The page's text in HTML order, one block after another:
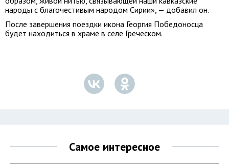
народы с благочестивым народом Сирии», — добавил он.
После завершения поездки икона Георгия Победоносца
будет находиться в храме в селе Греческом.
Самое интересное